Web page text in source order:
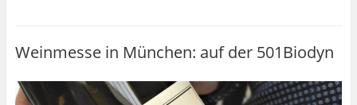
Weinmesse in München: auf der 501Biodyn